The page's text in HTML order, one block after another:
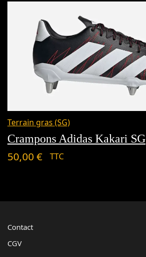
Terrain gras (SG)
Crampons Adidas Kakari SG
50,00 € TTC
Contact
CGV